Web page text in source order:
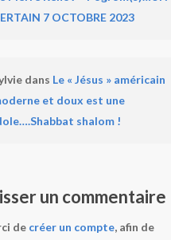
7 OCTOBRE 2023
dans Le « Jésus » américain
et doux est une
shalom !
un commentaire
de créer un compte, afin de